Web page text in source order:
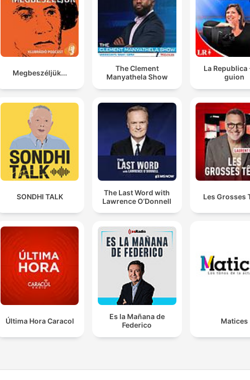
Megbeszéljük...
The Clement
Manyathela Show
La Republica
guion
SONDHI TALK
The Last Word with
Lawrence O’Donnell
Les Grosses
Última Hora Caracol
Es la Mañana de
Federico
Matices